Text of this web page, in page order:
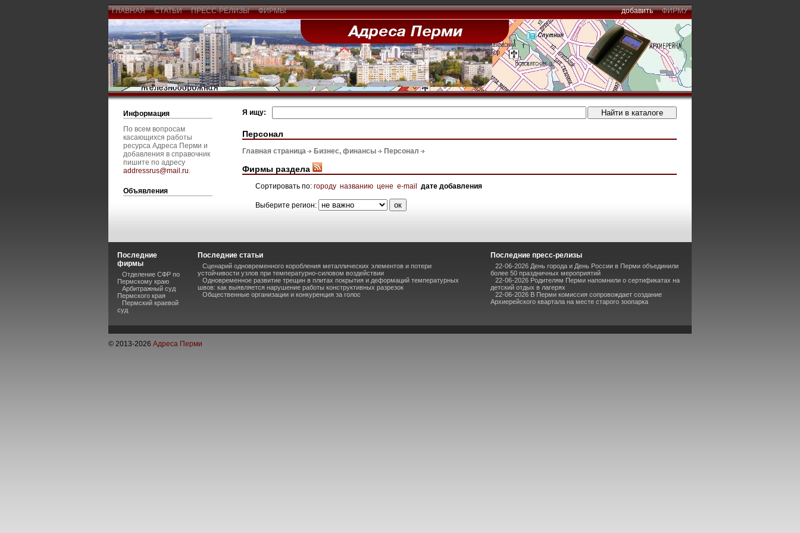
ГЛАВНАЯ СТАТЬИ ПРЕСС-РЕЛИЗЫ ФИРМЫ добавить ФИРМУ
Информация
По всем вопросам
касающихся работы
ресурса Адреса Перми и
добавления в справочник
пишите по адресу
addressrus@mail.ru.
Объявления
Я ищу:
Персонал
Главная страница Бизнес, финансы Персонал
Фирмы раздела
Сортировать по: городу названию цене e-mail дате добавления
Выберите регион:
Последние
фирмы
Отделение СФР по
Пермскому краю
Арбитражный суд
Пермского края
Пермский краевой
суд
Последние статьи
Сценарий одновременного коробления металлических элементов и потери
устойчивости узлов при температурно-силовом воздействии
Одновременное развитие трещин в плитах покрытия и деформаций температурных
швов: как выявляется нарушение работы конструктивных разрезок
Общественные организации и конкуренция за голос
Последние пресс-релизы
22-06-2026 День города и День России в Перми объединили
более 50 праздничных мероприятий
22-06-2026 Родителям Перми напомнили о сертификатах на
детский отдых в лагерях
22-06-2026 В Перми комиссия сопровождает создание
Архиерейского квартала на месте старого зоопарка
© 2013-2026 Адреса Перми